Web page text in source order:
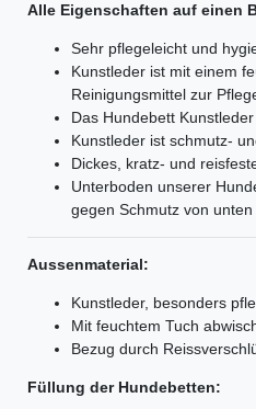
Alle Eigenschaften auf einen
Sehr pflegeleicht und
Kunstleder ist mit einem
Reinigungsmittel zur
Das Hundebett
Kunstleder ist schmutz-
Dickes, kratz- und
Unterboden unserer
gegen Schmutz von unten
Aussenmaterial:
Kunstleder, besonders
Mit feuchtem Tuch
Bezug durch
Füllung der Hundebetten: